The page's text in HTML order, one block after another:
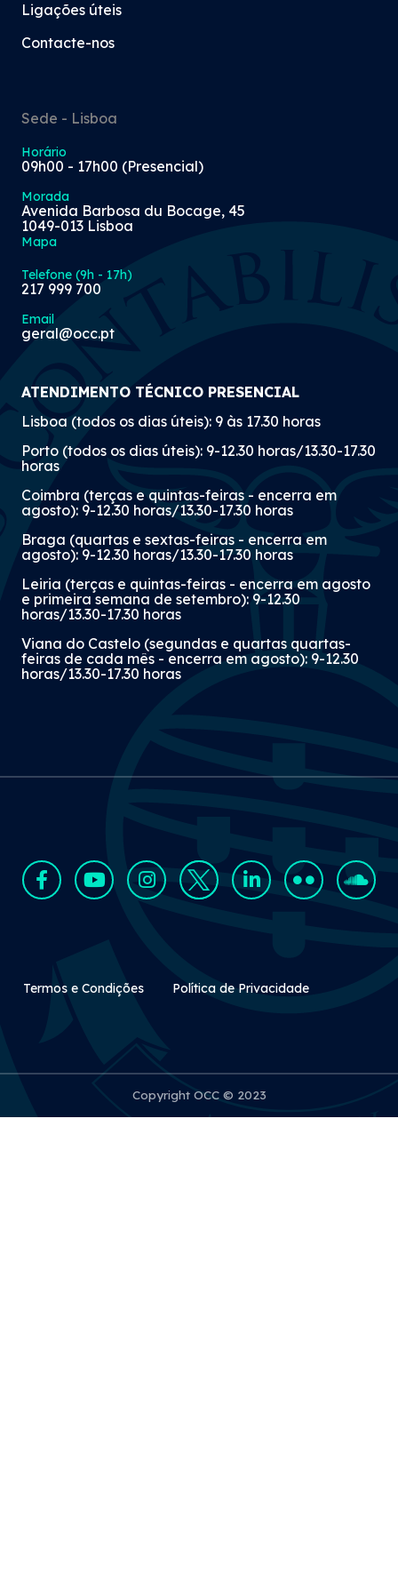
Ligações úteis
Contacte-nos
Sede - Lisboa
Horário
09h00 - 17h00 (Presencial)
Morada
Avenida Barbosa du Bocage, 45
1049-013 Lisboa
Mapa
Telefone (9h - 17h)
217 999 700
Email
geral@occ.pt
ATENDIMENTO TÉCNICO PRESENCIAL
Lisboa (todos os dias úteis): 9 às 17.30 horas
Porto (todos os dias úteis): 9-12.30 horas/13.30-17.30
horas
Coimbra (terças e quintas-feiras - encerra em
agosto): 9-12.30 horas/13.30-17.30 horas
Braga (quartas e sextas-feiras - encerra em
agosto): 9-12.30 horas/13.30-17.30 horas
Leiria (terças e quintas-feiras - encerra em agosto
e primeira semana de setembro): 9-12.30
horas/13.30-17.30 horas
Viana do Castelo (segundas e quartas quartas-
feiras de cada mês - encerra em agosto): 9-12.30
horas/13.30-17.30 horas
Rodapé Secundário
Termos e Condições Política de Privacidade
Copyright OCC © 2023